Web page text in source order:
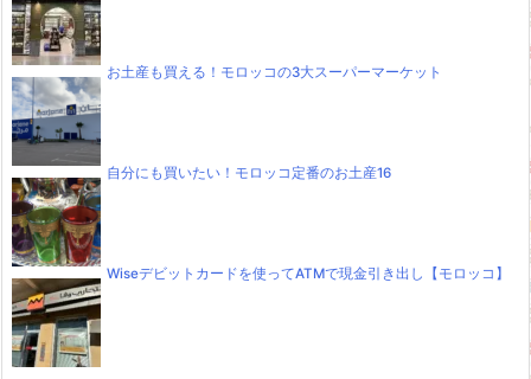
お土産も買える！モロッコの3大スーパーマーケット
自分にも買いたい！モロッコ定番のお土産16
Wiseデビットカードを使ってATMで現金引き出し【モロッコ】